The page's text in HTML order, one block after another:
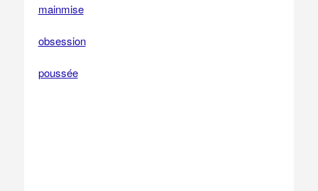
mainmise
obsession
poussée